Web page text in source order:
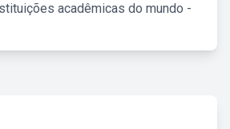
acadêmicas do mundo -